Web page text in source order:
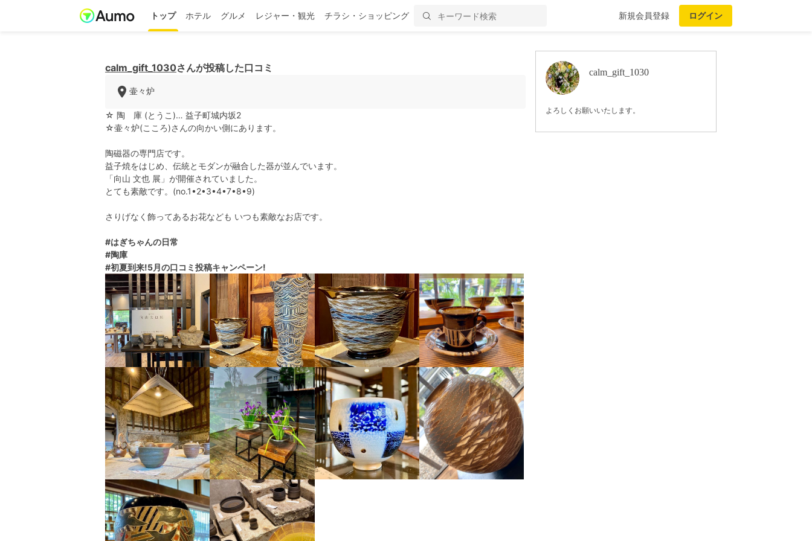
トップ ホテル グルメ レジャー・観光 チラシ・ショッピング 新規会員登録 ログイン
calm_gift_1030さんが投稿した口コミ
壷々炉
☆ 陶 庫 (とうこ)… 益子町城内坂2
☆壷々炉(こころ)さんの向かい側にあります。
陶磁器の専門店です。
益子焼をはじめ、伝統とモダンが融合した器が並んでいます。
「向山 文也 展」が開催されていました。
とても素敵です。(no.1•2•3•4•7•8•9)
さりげなく飾ってあるお花なども いつも素敵なお店です。
#はぎちゃんの日常
#陶庫
#初夏到来!5月の口コミ投稿キャンペーン!
calm_gift_1030
よろしくお願いいたします。